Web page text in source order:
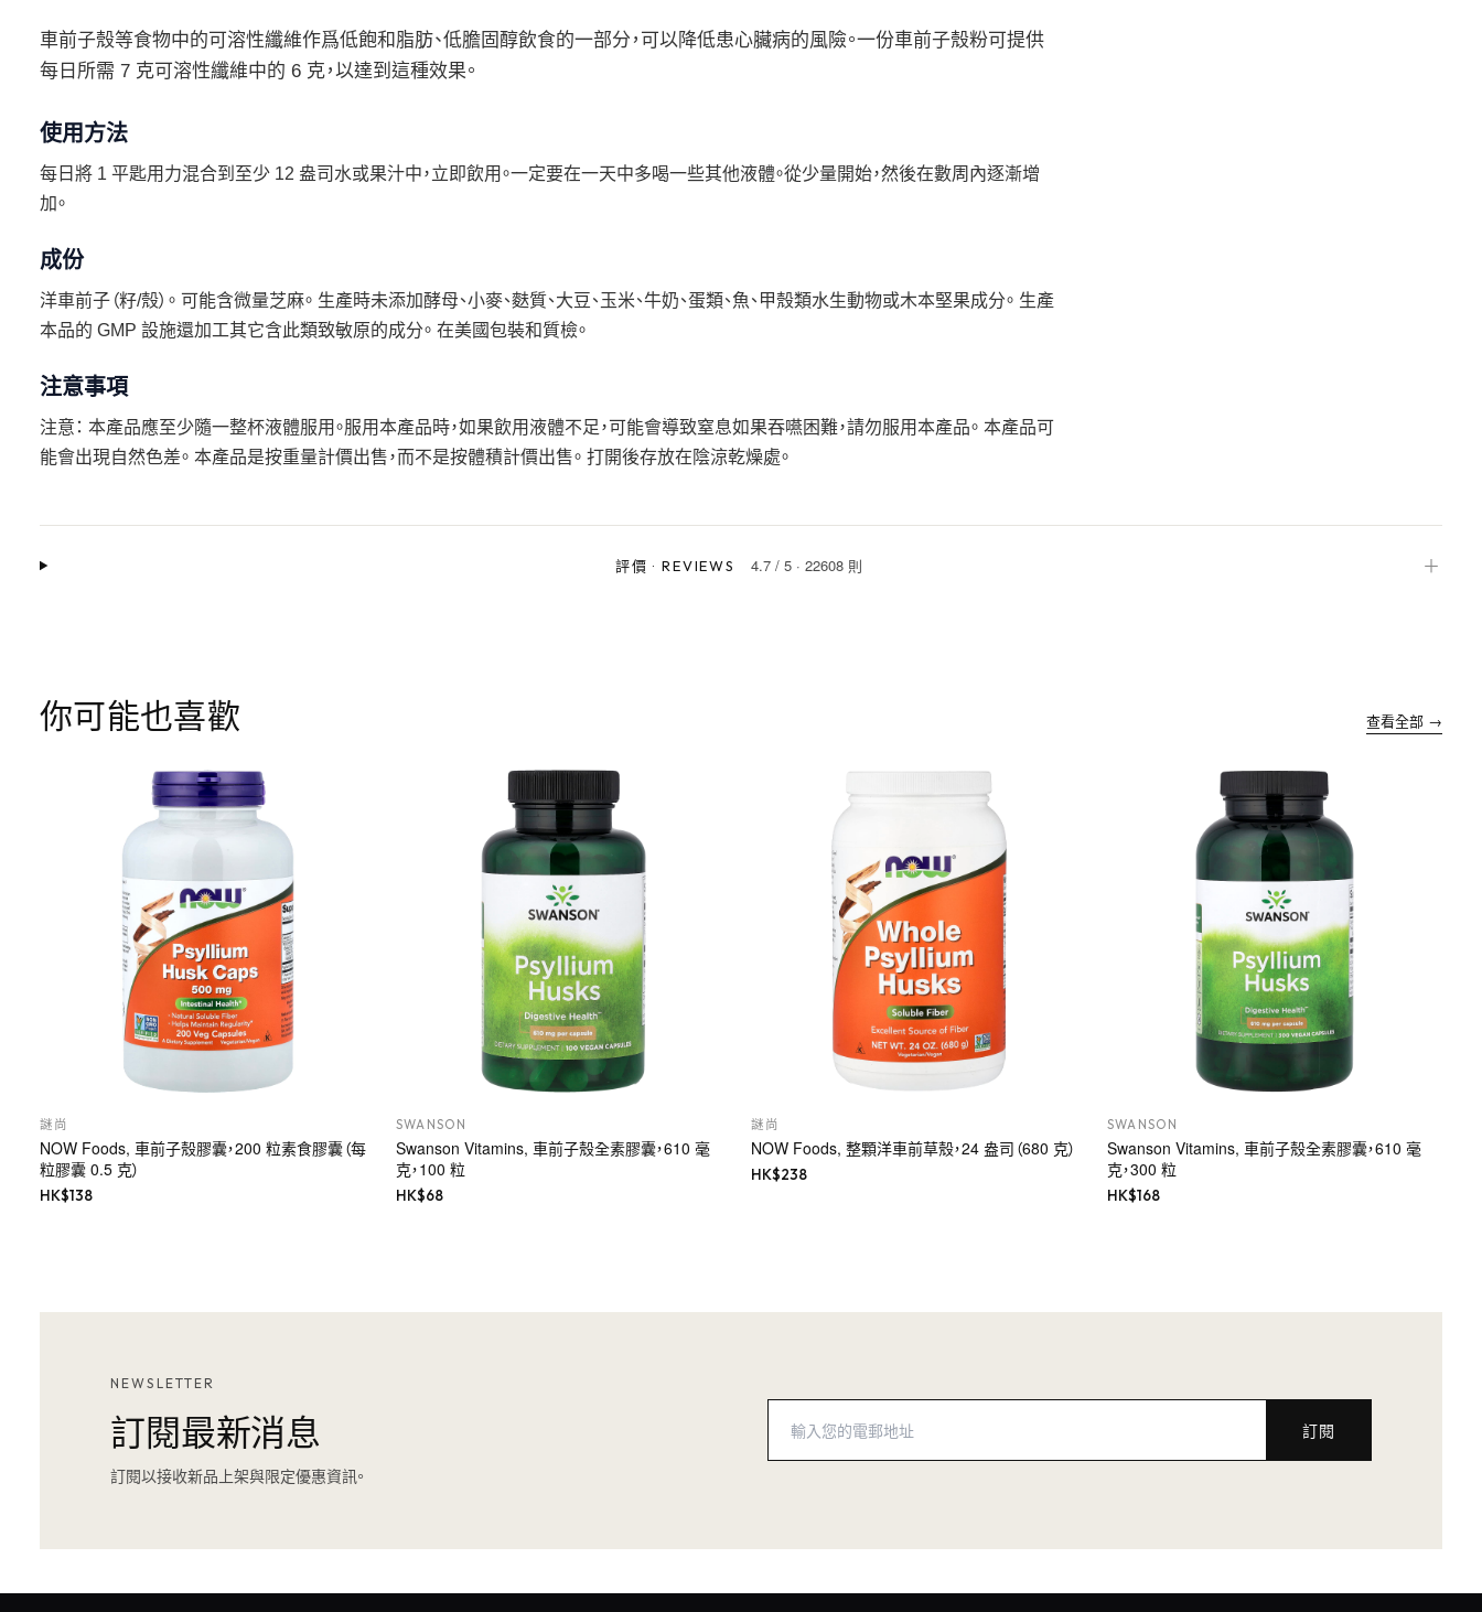
車前子殼等食物中的可溶性纖維作爲低飽和脂肪、低膽固醇飲食的一部分，可以降低患心臟病的風險。一份車前子殼粉可提供
每日所需 7 克可溶性纖維中的 6 克，以達到這種效果。
使用方法
每日將 1 平匙用力混合到至少 12 盎司水或果汁中，立即飲用。一定要在一天中多喝一些其他液體。從少量開始，然後在數周內逐漸增
加。
成份
洋車前子（籽/殼）。 可能含微量芝麻。 生產時未添加酵母、小麥、麩質、大豆、玉米、牛奶、蛋類、魚、甲殼類水生動物或木本堅果成分。 生產
本品的 GMP 設施還加工其它含此類致敏原的成分。 在美國包裝和質檢。
注意事項
注意： 本產品應至少隨一整杯液體服用。服用本產品時，如果飲用液體不足，可能會導致窒息如果吞嚥困難，請勿服用本產品。 本產品可
能會出現自然色差。 本產品是按重量計價出售，而不是按體積計價出售。 打開後存放在陰涼乾燥處。
評價 ·REVIEWS 4.7/ 5· 22608 則 ＋
你可能也喜歡 查看全部 →
謎尚
NOW Foods, 車前子殼膠囊，200 粒素食膠囊（每
粒膠囊 0.5 克）
HK$138
SWANSON
Swanson Vitamins, 車前子殼全素膠囊，610 毫
克，100 粒
HK$68
謎尚
NOW Foods, 整顆洋車前草殼，24 盎司（680 克）
HK$238
SWANSON
Swanson Vitamins, 車前子殼全素膠囊，610 毫
克，300 粒
HK$168
NEWSLETTER
訂閱最新消息
訂閱以接收新品上架與限定優惠資訊。
訂閱